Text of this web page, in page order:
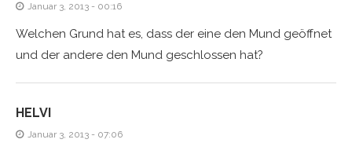
Januar 3, 2013 - 00:16
Welchen Grund hat es, dass der eine den Mund geöffnet
und der andere den Mund geschlossen hat?
HELVI
Januar 3, 2013 - 07:06